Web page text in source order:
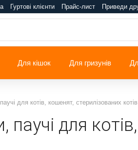
Гуртові клієнти Прайс-лист Приведи
Для кішок Для гризунів
для котів, кошенят, стерилізованих котів
для